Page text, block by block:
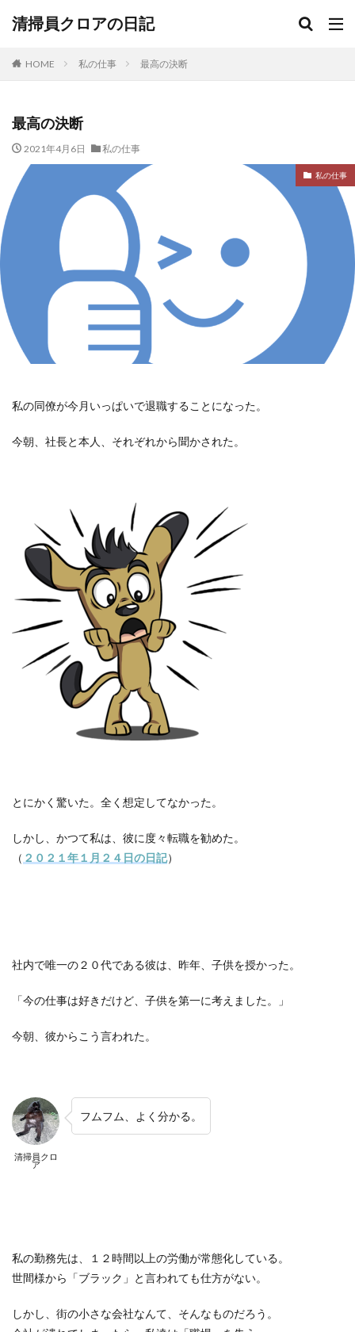
清掃員クロアの日記
HOME 私の仕事 最高の決断
最高の決断
2021年4月6日 私の仕事
私の仕事
私の同僚が今月いっぱいで退職することになった。
今朝、社長と本人、それぞれから聞かされた。
とにかく驚いた。全く想定してなかった。
しかし、かつて私は、彼に度々転職を勧めた。
（ ２０２１年１月２４日の日記）
社内で唯一の２０代である彼は、昨年、子供を授かった。
「今の仕事は好きだけど、子供を第一に考えました。」
今朝、彼からこう言われた。
清掃員クロ
ア
フムフム、よく分かる。
私の勤務先は、１２時間以上の労働が常態化している。
世間様から「ブラック」と言われても仕方がない。
しかし、街の小さな会社なんて、そんなものだろう。